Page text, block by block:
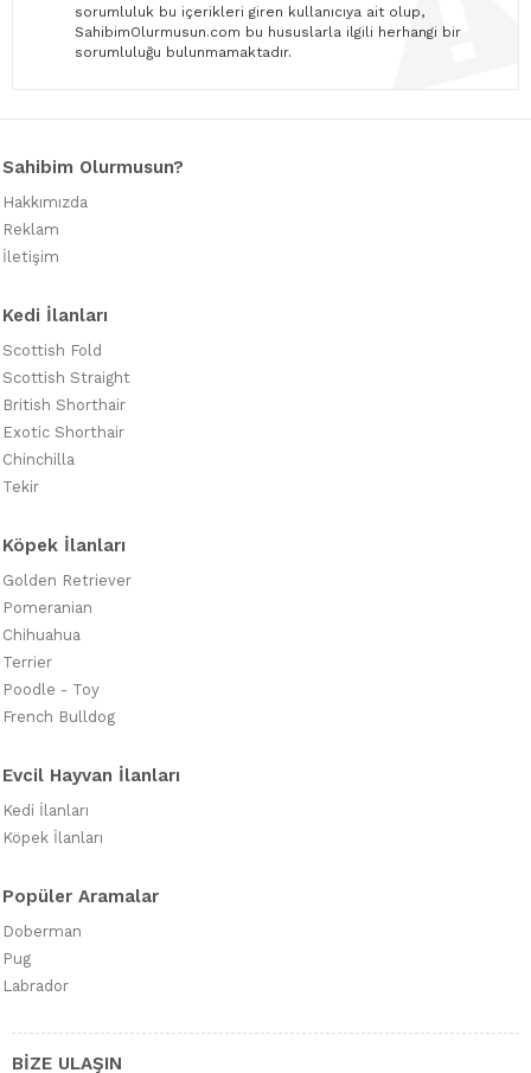
sorumluluk bu içerikleri giren kullanıcıya ait olup,
SahibimOlurmusun.com bu hususlarla ilgili herhangi bir
sorumluluğu bulunmamaktadır.
Sahibim Olurmusun?
Hakkımızda
Reklam
İletişim
Kedi İlanları
Scottish Fold
Scottish Straight
British Shorthair
Exotic Shorthair
Chinchilla
Tekir
Köpek İlanları
Golden Retriever
Pomeranian
Chihuahua
Terrier
Poodle - Toy
French Bulldog
Evcil Hayvan İlanları
Kedi İlanları
Köpek İlanları
Popüler Aramalar
Doberman
Pug
Labrador
BİZE ULAŞIN